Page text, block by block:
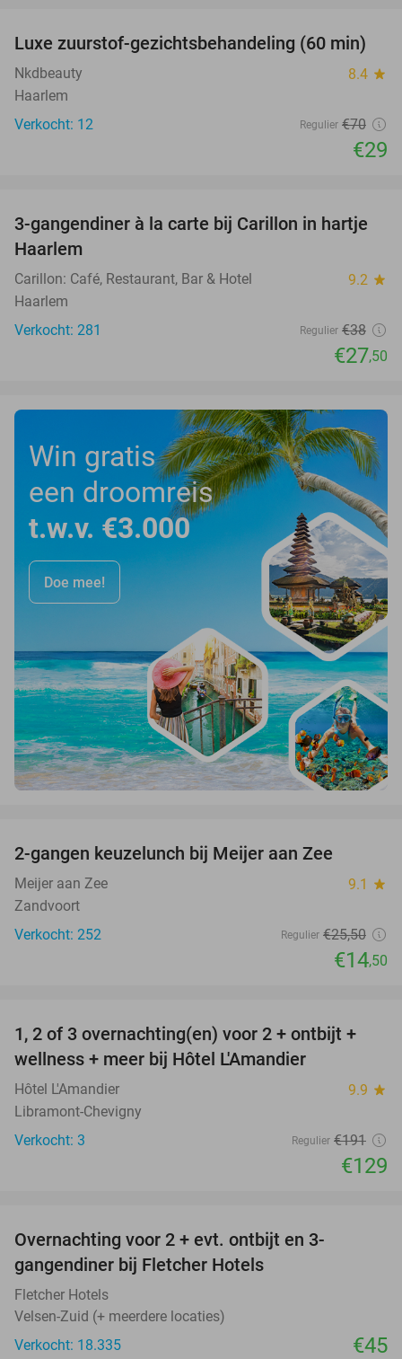
59%
Luxe zuurstof-gezichtsbehandeling (60 min)
Nkdbeauty 8.4 star
Haarlem
Verkocht: 12
Regulier €70
€29
28%
3-gangendiner à la carte bij Carillon in hartje
Haarlem
Carillon: Café, Restaurant, Bar & Hotel 9.2 star
Haarlem
Verkocht: 281
Regulier €38
€27,50
Win gratis
een droomreis
t.w.v. €3.000
Doe mee!
2-gangen keuzelunch bij Meijer aan Zee
Meijer aan Zee 9.1 star
Zandvoort
Verkocht: 252
Regulier €25,50
€14,50
32%
TODAY
1, 2 of 3 overnachting(en) voor 2 + ontbijt +
wellness + meer bij Hôtel L'Amandier
Hôtel L'Amandier 9.9 star
Libramont-Chevigny
Verkocht: 3
Regulier €191
€129
Overnachting voor 2 + evt. ontbijt en 3-
gangendiner bij Fletcher Hotels
Fletcher Hotels
Velsen-Zuid (+ meerdere locaties)
Verkocht: 18.335
€45